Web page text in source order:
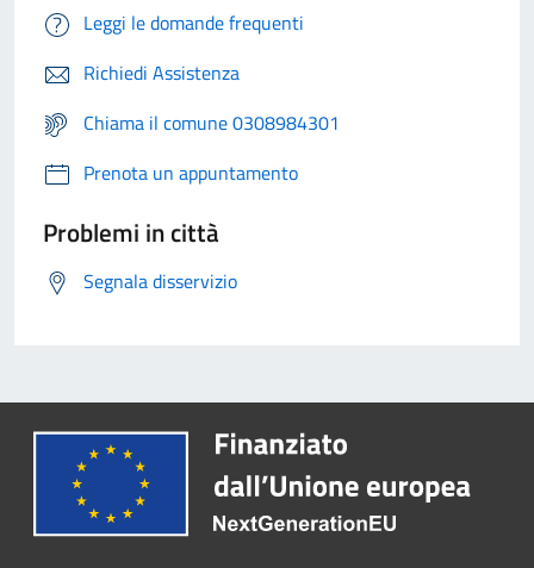
Leggi le domande frequenti
Richiedi Assistenza
Chiama il comune 0308984301
Prenota un appuntamento
Problemi in città
Segnala disservizio